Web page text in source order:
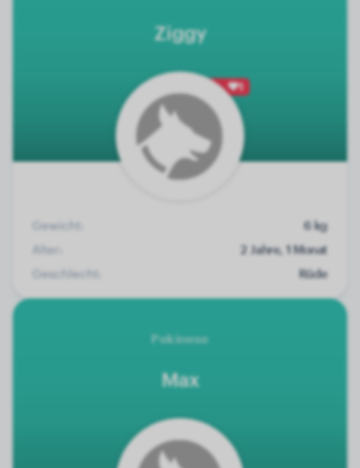
Ziggy
1
Gewicht:
6 kg
Alter:
2 Jahre, 1 Monat
Geschlecht:
Rüde
Pekinese
Max